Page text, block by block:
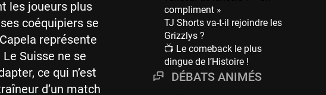
les joueurs plus
coéquipiers se
représente
Suisse ne se
ce qui n’est
d’un match
Phoenix Suns
69 sessions
Miami Heat
63 sessions
Los Angeles Clippers
61 sessions
compliment »
TJ Shorts va-t-il rejoindre les
Grizzlys ?
📺 Le comeback le plus
dingue de l’Histoire !
DÉBATS ANIMÉS